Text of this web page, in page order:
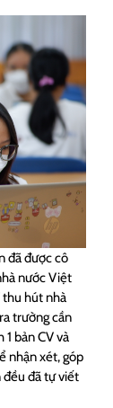
đã được cô
nước Việt
thu hút nhà
trường cần
bản CV và
nhận xét, góp
đều đã tự viết